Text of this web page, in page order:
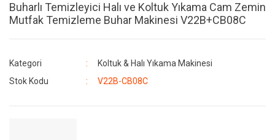
Buharlı Temizleyici Halı ve Koltuk Yıkama Cam Zemin
Mutfak Temizleme Buhar Makinesi V22B+CB08C
Kategori
Koltuk & Halı Yıkama Makinesi
Stok Kodu
V22B-CB08C